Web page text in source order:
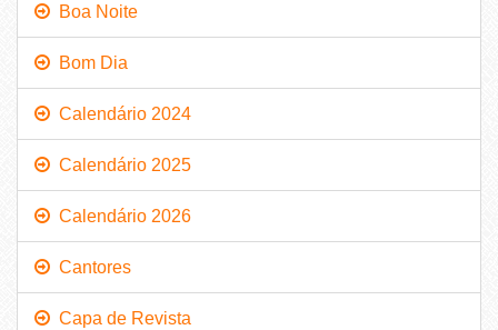
Boa Noite
Bom Dia
Calendário 2024
Calendário 2025
Calendário 2026
Cantores
Capa de Revista